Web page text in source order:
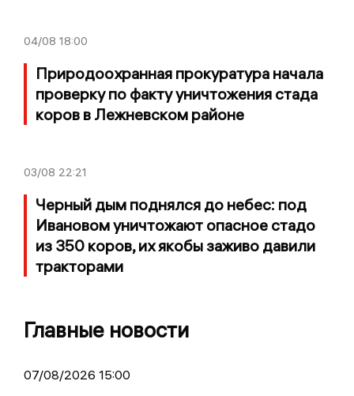
04/08 18:00
Природоохранная прокуратура начала
проверку по факту уничтожения стада
коров в Лежневском районе
03/08 22:21
Черный дым поднялся до небес: под
Ивановом уничтожают опасное стадо
из 350 коров, их якобы заживо давили
тракторами
Главные новости
07/08/2026 15:00